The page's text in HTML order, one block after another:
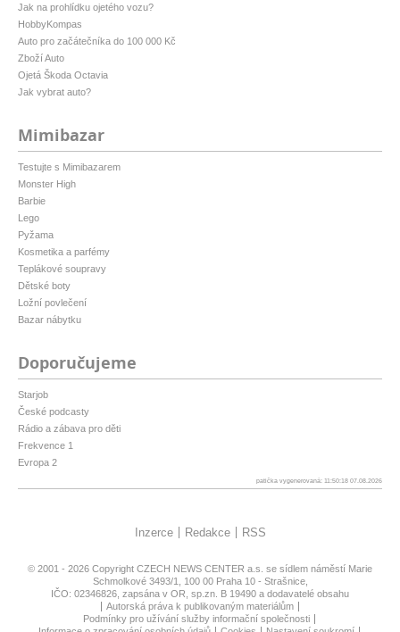
Jak na prohlídku ojetého vozu?
HobbyKompas
Auto pro začátečníka do 100 000 Kč
Zboží Auto
Ojetá Škoda Octavia
Jak vybrat auto?
Mimibazar
Testujte s Mimibazarem
Monster High
Barbie
Lego
Pyžama
Kosmetika a parfémy
Teplákové soupravy
Dětské boty
Ložní povlečení
Bazar nábytku
Doporučujeme
Starjob
České podcasty
Rádio a zábava pro děti
Frekvence 1
Evropa 2
patička vygenerovaná: 11:50:18 07.08.2026
Inzerce Redakce RSS
© 2001 - 2026 Copyright CZECH NEWS CENTER a.s. se sídlem náměstí Marie
Schmolkové 3493/1, 100 00 Praha 10 - Strašnice,
IČO: 02346826, zapsána v OR, sp.zn. B 19490 a dodavatelé obsahu
Autorská práva k publikovaným materiálům
Podmínky pro užívání služby informační společnosti